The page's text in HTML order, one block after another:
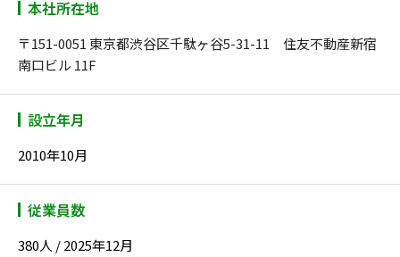
本社所在地
〒151-0051 東京都渋谷区千駄ヶ谷5-31-11 住友不動産新宿
南口ビル 11F
設立年月
2010年10月
従業員数
380人 / 2025年12月